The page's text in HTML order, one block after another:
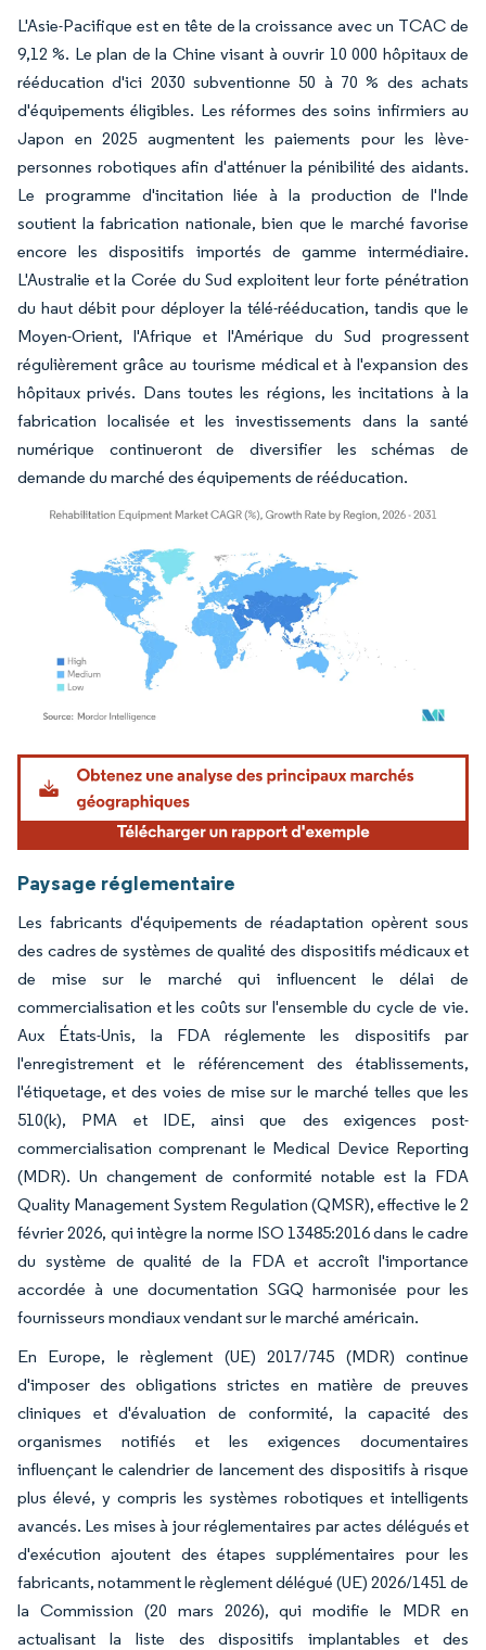
L'Asie-Pacifique est en tête de la croissance avec un TCAC de
9,12 %. Le plan de la Chine visant à ouvrir 10 000 hôpitaux de
rééducation d'ici 2030 subventionne 50 à 70 % des achats
d'équipements éligibles. Les réformes des soins infirmiers au
Japon en 2025 augmentent les paiements pour les lève-
personnes robotiques afin d'atténuer la pénibilité des aidants.
Le programme d'incitation liée à la production de l'Inde
soutient la fabrication nationale, bien que le marché favorise
encore les dispositifs importés de gamme intermédiaire.
L'Australie et la Corée du Sud exploitent leur forte pénétration
du haut débit pour déployer la télé-rééducation, tandis que le
Moyen-Orient, l'Afrique et l'Amérique du Sud progressent
régulièrement grâce au tourisme médical et à l'expansion des
hôpitaux privés. Dans toutes les régions, les incitations à la
fabrication localisée et les investissements dans la santé
numérique continueront de diversifier les schémas de
demande du marché des équipements de rééducation.
Image © Mordor Intelligence. La réutilisation nécessite une attribution sous CC BY
Paysage réglementaire
Les fabricants d'équipements de réadaptation opèrent sous
des cadres de systèmes de qualité des dispositifs médicaux et
de mise sur le marché qui influencent le délai de
commercialisation et les coûts sur l'ensemble du cycle de vie.
Aux États-Unis, la FDA réglemente les dispositifs par
l'enregistrement et le référencement des établissements,
l'étiquetage, et des voies de mise sur le marché telles que les
510(k), PMA et IDE, ainsi que des exigences post-
commercialisation comprenant le Medical Device Reporting
(MDR). Un changement de conformité notable est la FDA
Quality Management System Regulation (QMSR), effective le 2
février 2026, qui intègre la norme ISO 13485:2016 dans le cadre
du système de qualité de la FDA et accroît l'importance
accordée à une documentation SGQ harmonisée pour les
fournisseurs mondiaux vendant sur le marché américain.
En Europe, le règlement (UE) 2017/745 (MDR) continue
d'imposer des obligations strictes en matière de preuves
cliniques et d'évaluation de conformité, la capacité des
organismes notifiés et les exigences documentaires
influençant le calendrier de lancement des dispositifs à risque
plus élevé, y compris les systèmes robotiques et intelligents
avancés. Les mises à jour réglementaires par actes délégués et
d'exécution ajoutent des étapes supplémentaires pour les
fabricants, notamment le règlement délégué (UE) 2026/1451 de
la Commission (20 mars 2026), qui modifie le MDR en
actualisant la liste des dispositifs implantables et des